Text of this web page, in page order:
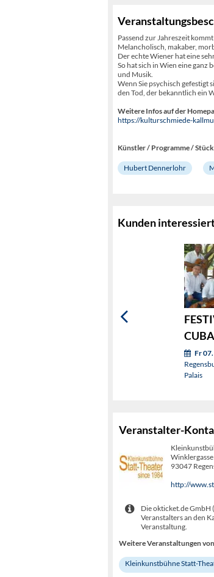
Passend zur Jahreszeit
Melancholisch, makaber,
Der echte Wiener hat eine
So hat sich in Wien eine ganz
und Musik.
Wenn Sie psychisch gefestigt
den Tod, der bekanntlich ein
Weitere Infos auf der
https://kulturschmiede-
Künstler / Programme /
Hubert Dennerlohr
Kunden
Fr
Palais
Veranstalter-
93047
http://
Die okticket.de GmbH
Veranstalters an den
Veranstaltung.
Weitere Veranstaltungen
Kleinkunstbühne Statt-